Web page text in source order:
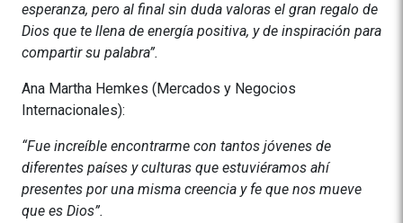
esperanza, pero al final sin duda valoras el gran regalo de
Dios que te llena de energía positiva, y de inspiración para
compartir su palabra”.
Ana Martha Hemkes (Mercados y Negocios
Internacionales):
“Fue increíble encontrarme con tantos jóvenes de
diferentes países y culturas que estuviéramos ahí
presentes por una misma creencia y fe que nos mueve
que es Dios”.